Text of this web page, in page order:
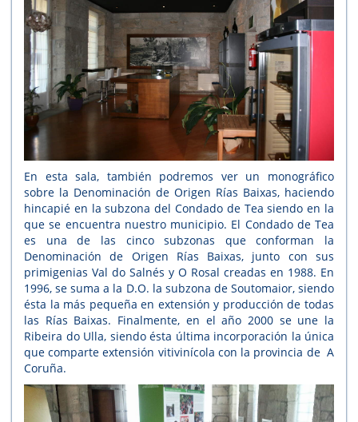
En esta sala, también podremos ver un monográfico
sobre la Denominación de Origen Rías Baixas, haciendo
hincapié en la subzona del Condado de Tea siendo en la
que se encuentra nuestro municipio. El Condado de Tea
es una de las cinco subzonas que conforman la
Denominación de Origen Rías Baixas, junto con sus
primigenias Val do Salnés y O Rosal creadas en 1988. En
1996, se suma a la D.O. la subzona de Soutomaior, siendo
ésta la más pequeña en extensión y producción de todas
las Rías Baixas. Finalmente, en el año 2000 se une la
Ribeira do Ulla, siendo ésta última incorporación la única
que comparte extensión vitivinícola con la provincia de A
Coruña.